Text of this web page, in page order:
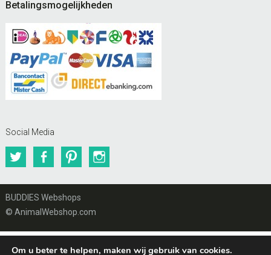
Betalingsmogelijkheden
Social Media
TwitterFacebookPinterest
BUDDIES Webshops
© AnimalWebshop.com
Om u beter te helpen, maken wij gebruik van cookies.